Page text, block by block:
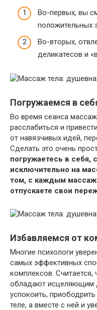
Во-первых, вы
положительных
Во-вторых,
деликатесов и
Погружаемся в
Во время сеанса
расслабиться и
от навязчивых идей,
Сделать это очень
погружаетесь в себя,
исключительно на
том, с каждым
отпускаете свои
Избавляемся от
Многие психологи
самых эффективных
комплексов. Считается,
обладают исцеляющим
успокоить,
теле, а вместе с ней и